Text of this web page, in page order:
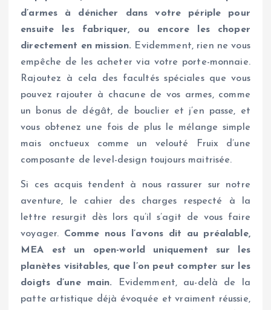
d’armes à dénicher dans votre périple pour
ensuite les fabriquer, ou encore les choper
directement en mission. Evidemment, rien ne vous
empêche de les acheter via votre porte-monnaie.
Rajoutez à cela des facultés spéciales que vous
pouvez rajouter à chacune de vos armes, comme
un bonus de dégât, de bouclier et j’en passe, et
vous obtenez une fois de plus le mélange simple
mais onctueux comme un velouté Fruix d’une
composante de level-design toujours maitrisée.
Si ces acquis tendent à nous rassurer sur notre
aventure, le cahier des charges respecté à la
lettre resurgit dès lors qu’il s’agit de vous faire
voyager. Comme nous l’avons dit au préalable,
MEA est un open-world uniquement sur les
planètes visitables, que l’on peut compter sur les
doigts d’une main. Evidemment, au-delà de la
patte artistique déjà évoquée et vraiment réussie,